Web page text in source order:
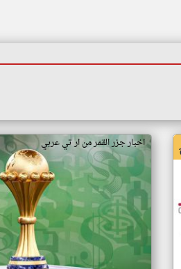
اخبار جزر القمر من ار تي عربي